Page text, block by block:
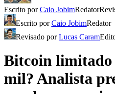
Escrito porCaio JobimRedator
Escrito porCaio JobimRedator
Revisado porLucas Caram
Bitcoin limitado
mil? Analista